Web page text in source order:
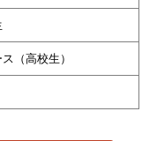
（高校生）